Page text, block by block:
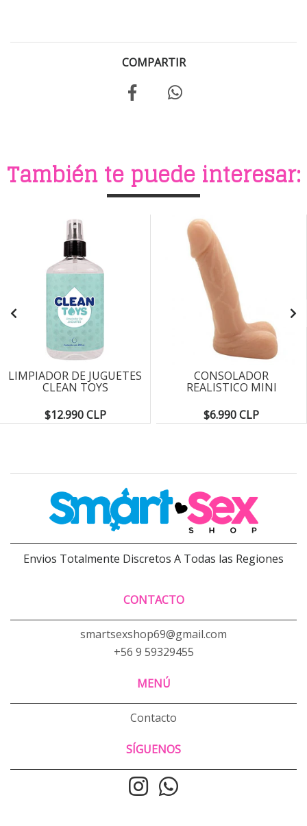
COMPARTIR
También te puede interesar:
LIMPIADOR DE JUGUETES
CLEAN TOYS
$12.990 CLP
CONSOLADOR
REALISTICO MINI
$6.990 CLP
Envios Totalmente Discretos A Todas las Regiones
CONTACTO
smartsexshop69@gmail.com
+56 9 59329455
MENÚ
Contacto
SÍGUENOS